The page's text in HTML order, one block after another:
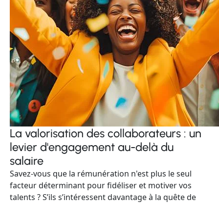
La valorisation des collaborateurs : un
levier d'engagement au-delà du
salaire
Savez-vous que la rémunération n'est plus le seul
facteur déterminant pour fidéliser et motiver vos
talents ? S’ils s’intéressent davantage à la quête de